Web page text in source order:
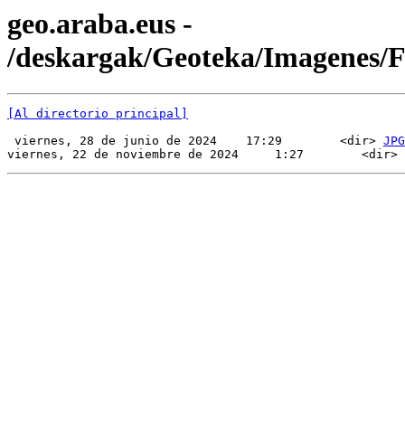
geo.araba.eus -
/deskargak/Geoteka/Imagenes/
[Al directorio principal]
viernes, 28 de junio de 2024    17:29        <dir> JPG
viernes, 22 de noviembre de 2024     1:27        <dir>